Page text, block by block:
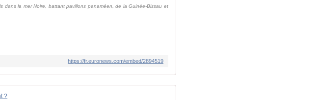
dans la mer Noire, battant pavillons panaméen, de la Guinée-Bissau et
https://fr.euronews.com/embed/2894519
?